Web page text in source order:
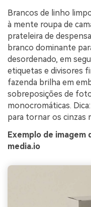
Brancos de linho
à mente roupa de
prateleira de
branco dominante
desordenado, em
etiquetas e divisores
fazenda brilha em
sobreposições de
monocromáticas.
para tornar os cinzas
Exemplo de
media.io